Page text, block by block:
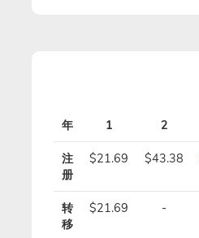
年 1 2
注
册
$21.69 $43.38
转
移
$21.69 -